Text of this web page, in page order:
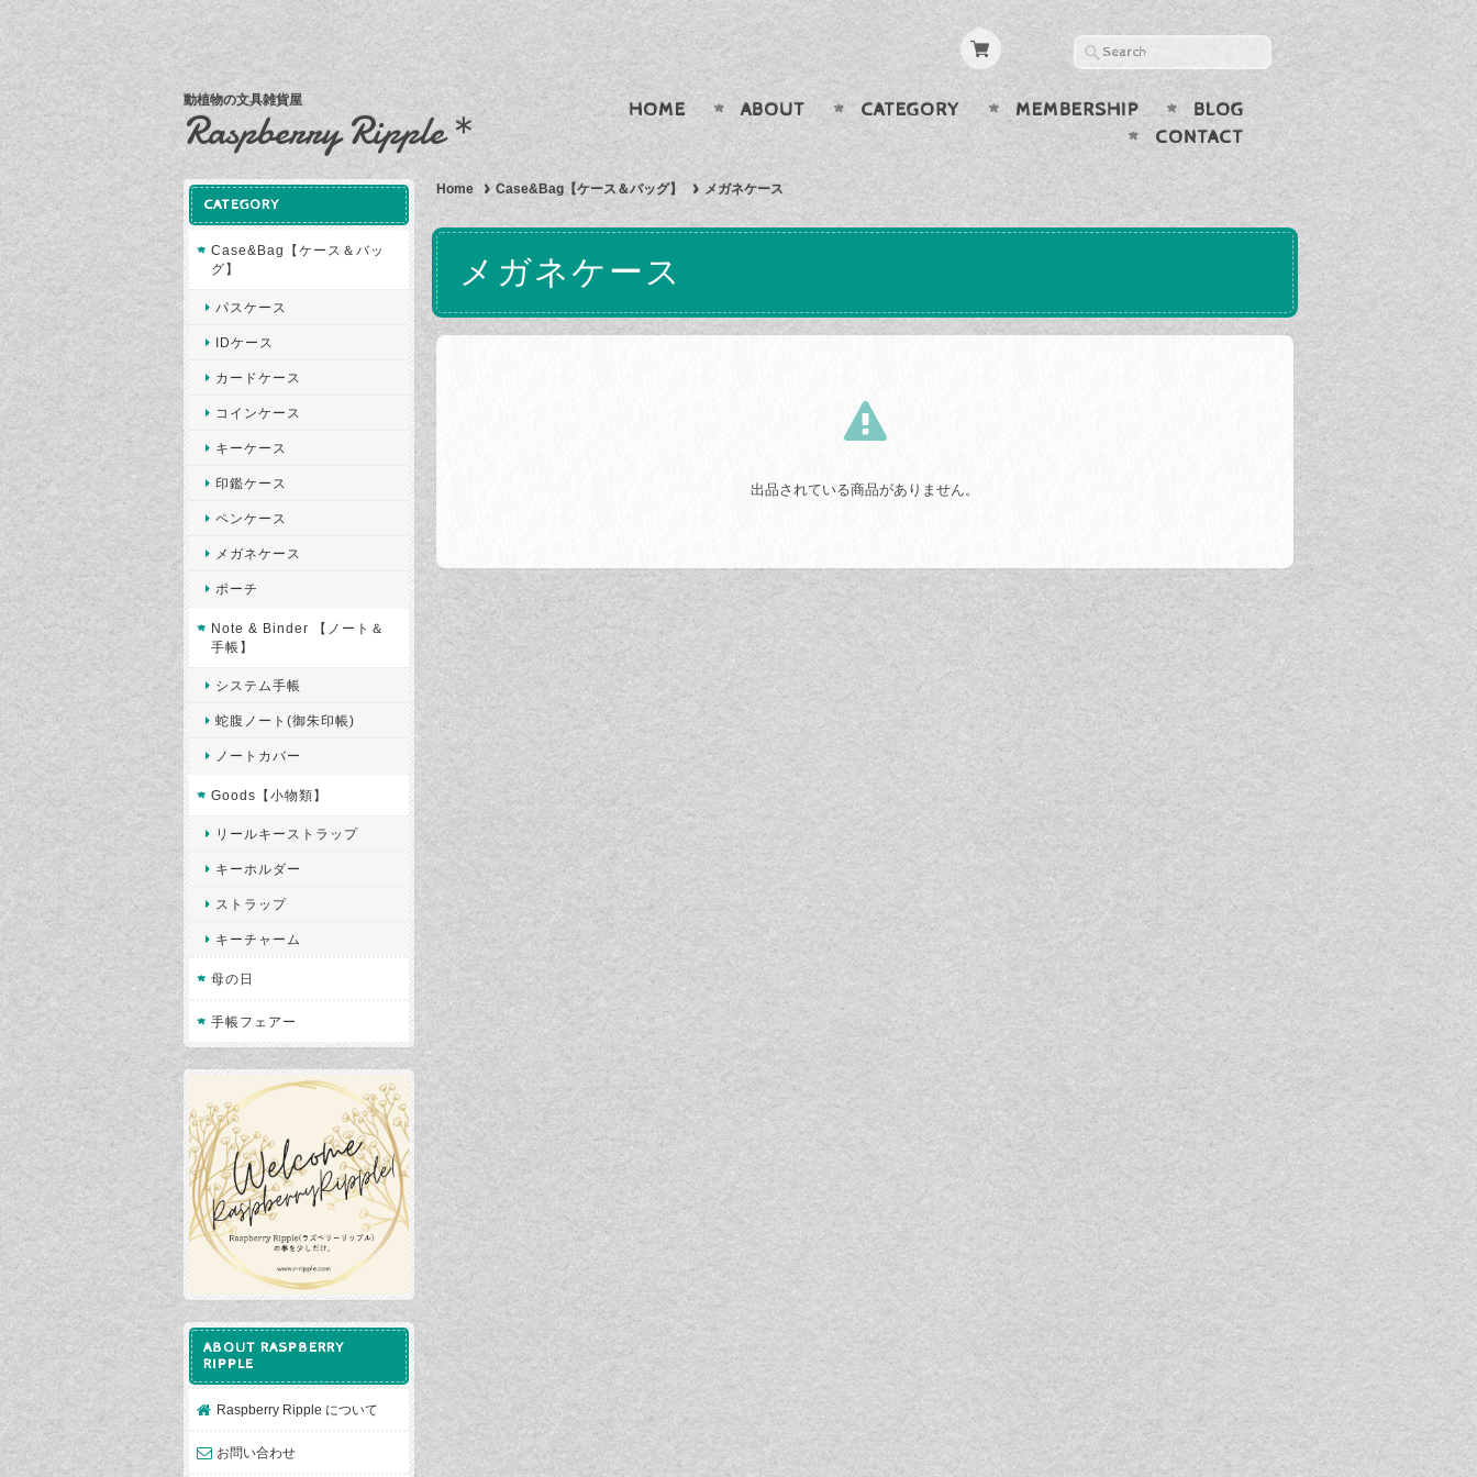
動植物の文具雑貨屋
Raspberry Ripple＊ HOME ABOUT CATEGORY MEMBERSHIP
BLOG
CONTACT
Home Case&Bag【ケース＆バッグ】 メガネケース
メガネケース
出品されている商品がありません。
CATEGORY
Case&Bag【ケース＆バッ
グ】
パスケース
IDケース
カードケース
コインケース
キーケース
印鑑ケース
ペンケース
メガネケース
ポーチ
Note & Binder 【ノート＆
手帳】
システム手帳
蛇腹ノート(御朱印帳)
ノートカバー
Goods【小物類】
リールキーストラップ
キーホルダー
ストラップ
キーチャーム
母の日
手帳フェアー
ABOUT RASPBERRY
RIPPLE
Raspberry Ripple について
お問い合わせ